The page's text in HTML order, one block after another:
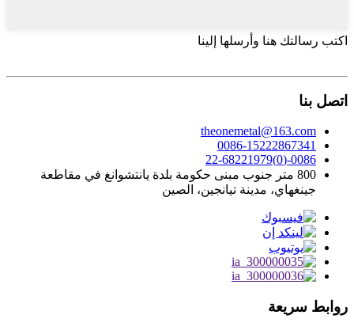
اكتب رسالتك هنا وأرسلها إلينا
اتصل بنا
theonemetal@163.com
0086-15222867341
0086-(0)22-68221979
800 متر جنوب مبنى حكومة بلدة يانتشوانغ في مقاطعة
جينغهاي، مدينة تيانجين، الصين
روابط سريعة